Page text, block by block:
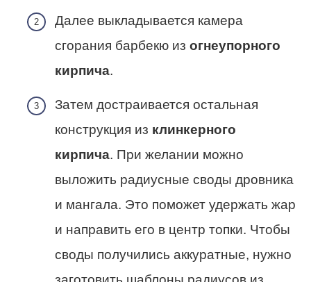
Далее выкладывается камера
сгорания барбекю из огнеупорного
кирпича.
Затем достраивается остальная
конструкция из клинкерного
кирпича. При желании можно
выложить радиусные своды дровника
и мангала. Это поможет удержать жар
и направить его в центр топки. Чтобы
своды получились аккуратные, нужно